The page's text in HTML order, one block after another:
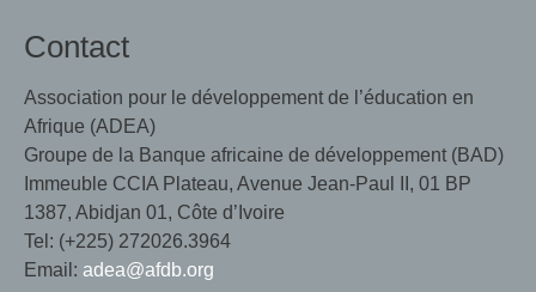
Contact
Association pour le développement de l’éducation en
Afrique (ADEA)
Groupe de la Banque africaine de développement (BAD)
Immeuble CCIA Plateau, Avenue Jean-Paul II, 01 BP
1387, Abidjan 01, Côte d’Ivoire
Tel: (+225) 272026.3964
Email: adea@afdb.org